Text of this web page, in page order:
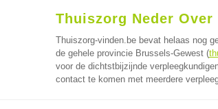
Thuiszorg Neder Over
Thuiszorg-vinden.be bevat helaas nog
de gehele provincie Brussels-Gewest (
voor de dichtstbijzijnde
contact te komen met meerdere